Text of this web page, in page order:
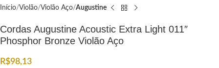
Início Violão Violão Aço Augustine
Cordas Augustine Acoustic Extra Light 011″
Phosphor Bronze Violão Aço
R$98,13